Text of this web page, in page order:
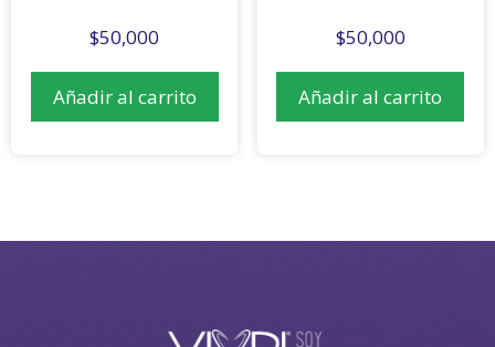
$50,000
Añadir al carrito
$50,000
Añadir al carrito